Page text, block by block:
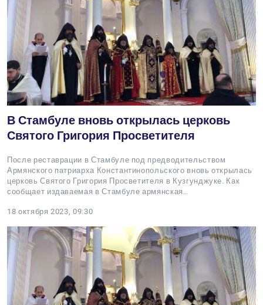
В Стамбуле вновь открылась церковь
Святого Григория Просветителя
После реставрации в Стамбуле под предводительством
Армянского патриарха Константинопольского вновь открылась
церковь Святого Григория Просветителя в Кузгунджуке. Как
сообщает издаваемая в Стамбуле армянская…
18 октября 2023, 09:30